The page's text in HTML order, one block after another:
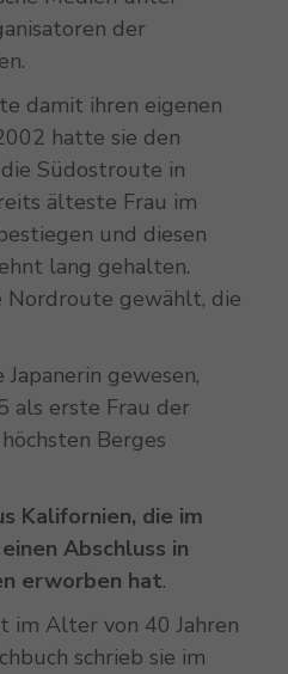
der
damit ihren eigenen
hatte sie den
Südostroute in
älteste Frau im
und diesen
lang gehalten.
Nordroute gewählt, die
gewesen,
als erste Frau der
Berges
Kalifornien, die im
Abschluss in
erworben hat.
im Alter von 40 Jahren
schrieb sie im